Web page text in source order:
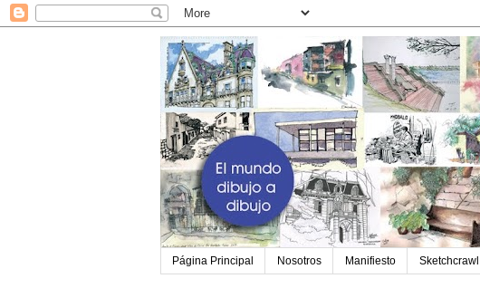
Página Principal Nosotros Manifiesto Sketchcrawl